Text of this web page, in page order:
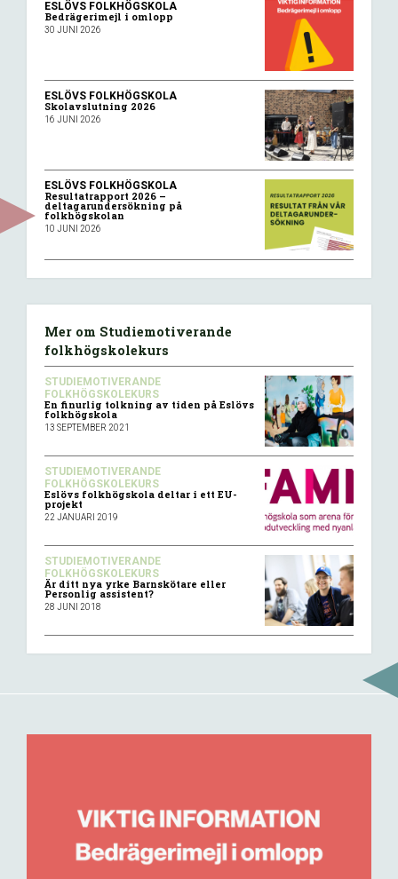
ESLÖVS FOLKHÖGSKOLA
Bedrägerimejl i omlopp
30 JUNI 2026
ESLÖVS FOLKHÖGSKOLA
Skolavslutning 2026
16 JUNI 2026
ESLÖVS FOLKHÖGSKOLA
Resultatrapport 2026 –
deltagarundersökning på
folkhögskolan
10 JUNI 2026
Mer om Studiemotiverande
folkhögskolekurs
STUDIEMOTIVERANDE
FOLKHÖGSKOLEKURS
En finurlig tolkning av tiden på Eslövs
folkhögskola
13 SEPTEMBER 2021
STUDIEMOTIVERANDE
FOLKHÖGSKOLEKURS
Eslövs folkhögskola deltar i ett EU-
projekt
22 JANUARI 2019
STUDIEMOTIVERANDE
FOLKHÖGSKOLEKURS
Är ditt nya yrke Barnskötare eller
Personlig assistent?
28 JUNI 2018